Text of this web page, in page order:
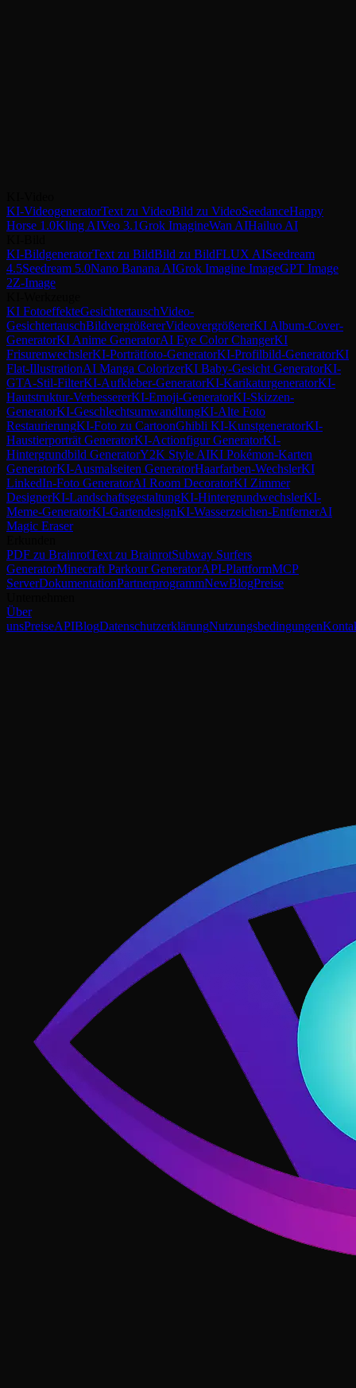
Jetzt kostenlos starten
KI-VideogeneratorText zu VideoBild zu VideoSeedanceHappy
Horse 1.0Kling AIVeo 3.1Grok ImagineWan AIHailuo AI
KI-BildgeneratorText zu BildBild zu BildFLUX AISeedream
4.5Seedream 5.0Nano Banana AIGrok Imagine ImageGPT Image
2Z-Image
KI FotoeffekteGesichtertauschVideo-
GesichtertauschBildvergrößererVideovergrößererKI Album-Cover-
GeneratorKI Anime GeneratorAI Eye Color ChangerKI
FrisurenwechslerKI-Porträtfoto-GeneratorKI-Profilbild-GeneratorKI
Flat-IllustrationAI Manga ColorizerKI Baby-Gesicht GeneratorKI-
GTA-Stil-FilterKI-Aufkleber-GeneratorKI-KarikaturgeneratorKI-
Hautstruktur-VerbessererKI-Emoji-GeneratorKI-Skizzen-
GeneratorKI-GeschlechtsumwandlungKI-Alte Foto
RestaurierungKI-Foto zu CartoonGhibli KI-KunstgeneratorKI-
Haustierporträt GeneratorKI-Actionfigur GeneratorKI-
Hintergrundbild GeneratorY2K Style AIKI Pokémon-Karten
GeneratorKI-Ausmalseiten GeneratorHaarfarben-WechslerKI
LinkedIn-Foto GeneratorAI Room DecoratorKI Zimmer
DesignerKI-LandschaftsgestaltungKI-HintergrundwechslerKI-
Meme-GeneratorKI-GartendesignKI-Wasserzeichen-EntfernerAI
Magic Eraser
PDF zu BrainrotText zu BrainrotSubway Surfers
GeneratorMinecraft Parkour GeneratorAPI-PlattformMCP
ServerDokumentationPartnerprogrammNewBlogPreise
Über
unsPreiseAPIBlogDatenschutzerklärungNutzungsbedingungen